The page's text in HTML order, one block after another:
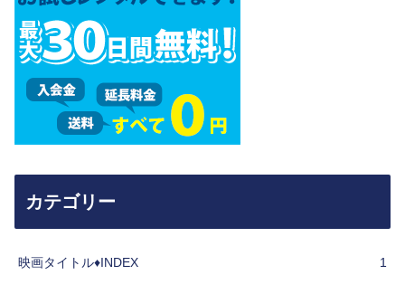
カテゴリー
映画タイトル♦︎INDEX 1